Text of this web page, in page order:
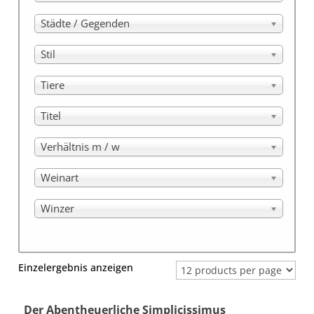
Städte / Gegenden
Stil
Tiere
Titel
Verhältnis m / w
Weinart
Winzer
Einzelergebnis anzeigen
Der Abentheuerliche Simplicissimus